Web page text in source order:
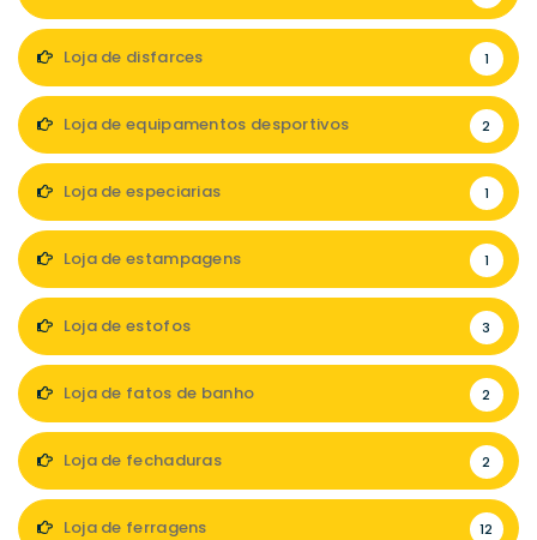
Loja de disfarces 1
Loja de equipamentos desportivos 2
Loja de especiarias 1
Loja de estampagens 1
Loja de estofos 3
Loja de fatos de banho 2
Loja de fechaduras 2
Loja de ferragens 12